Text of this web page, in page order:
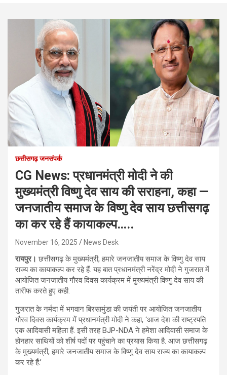
छत्तीसगढ़ जनसंपर्क
CG News: प्रधानमंत्री मोदी ने की
मुख्यमंत्री विष्णु देव साय की सराहना, कहा —
जनजातीय समाज के विष्णु देव साय छत्तीसगढ़
का कर रहे हैं कायाकल्प…..
November 16, 2025 News Desk
रायपुर। छत्तीसगढ़ के मुख्यमंत्री, हमारे जनजातीय समाज के विष्णु देव साय
राज्य का कायाकल्प कर रहे हैं. यह बात प्रधानमंत्री नरेंद्र मोदी ने गुजरात में
आयोजित जनजातीय गौरव दिवस कार्यक्रम में मुख्यमंत्री विष्णु देव साय की
तारीफ करते हुए कही.
गुजरात के नर्मदा में भगवान बिरसामुंडा की जयंती पर आयोजित जनजातीय
गौरव दिवस कार्यक्रम में प्रधानमंत्री मोदी ने कहा, ‘आज देश की राष्ट्रपति
एक आदिवासी महिला हैं. इसी तरह BJP-NDA ने हमेशा आदिवासी समाज के
होनहार साथियों को शीर्ष पदों पर पहुंचाने का प्रयास किया है. आज छत्तीसगढ़
के मुख्यमंत्री, हमारे जनजातीय समाज के विष्णु देव साय राज्य का कायाकल्प
कर रहे हैं.’